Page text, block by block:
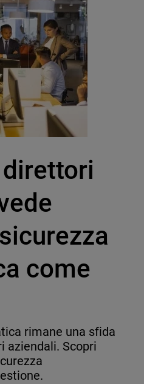
direttori
come
rimane una sfida
aziendali. Scopri